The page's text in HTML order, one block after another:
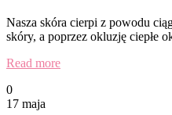
Nasza skóra cierpi z powodu
skóry, a poprzez okluzję ciepłe
Read more
0
17 maja